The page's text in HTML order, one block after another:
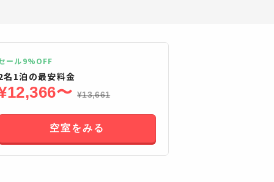
ール9%OFF
名 1泊の最安料金
12,366〜 ¥13,661
空室をみる